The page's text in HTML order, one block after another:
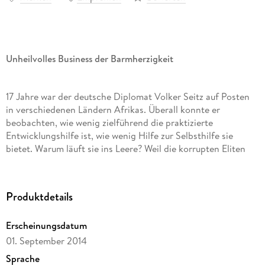
Unheilvolles Business der Barmherzigkeit
17 Jahre war der deutsche Diplomat Volker Seitz auf Posten
in verschiedenen Ländern Afrikas. Überall konnte er
beobachten, wie wenig zielführend die praktizierte
Entwicklungshilfe ist, wie wenig Hilfe zur Selbsthilfe sie
bietet. Warum läuft sie ins Leere? Weil die korrupten Eliten
müssen.
Volker Seitz plädiert dafür, den Aufbau eines kompetenten,
unbestechlichen, den Interessen der Bevölkerung dienenden
Produktdetails
Erscheinungsdatum
01. September 2014
Sprache